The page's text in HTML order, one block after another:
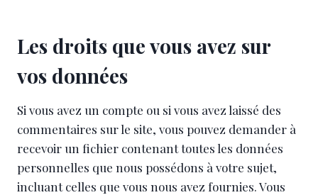
Les droits que vous avez sur
vos données
Si vous avez un compte ou si vous avez laissé des
commentaires sur le site, vous pouvez demander à
recevoir un fichier contenant toutes les données
personnelles que nous possédons à votre sujet,
incluant celles que vous nous avez fournies. Vous